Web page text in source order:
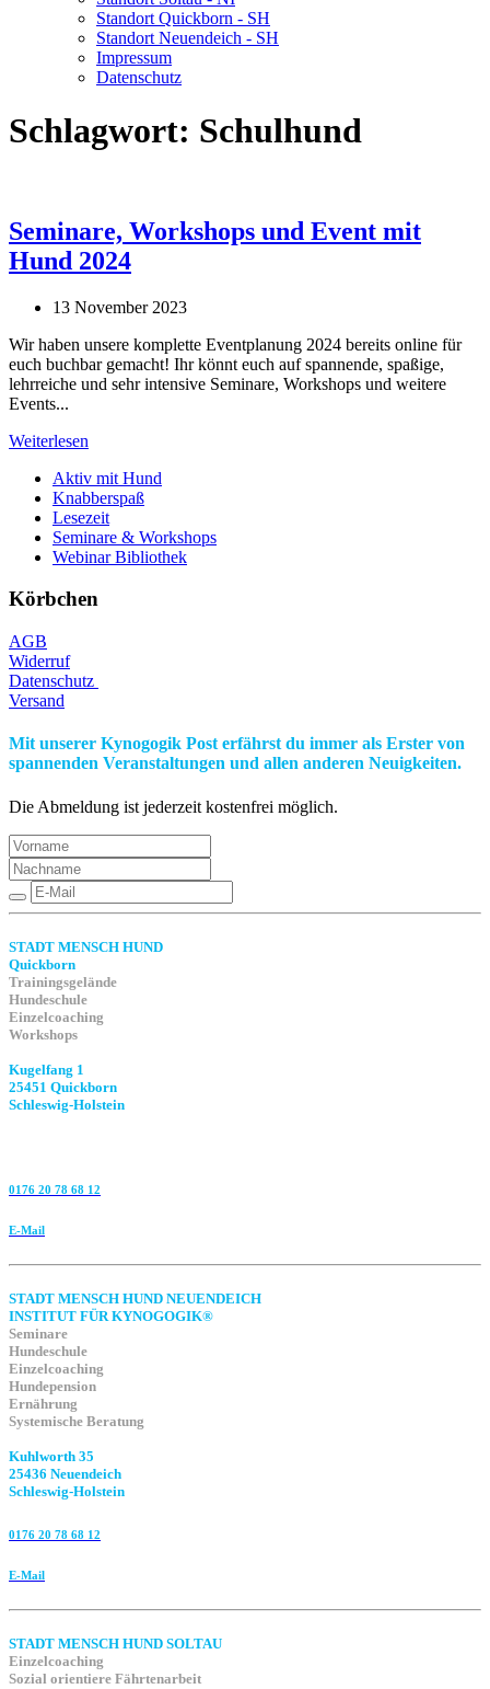
Standort Quickborn - SH
Standort Neuendeich - SH
Impressum
Datenschutz
Schlagwort: Schulhund
Seminare, Workshops und Event mit
Hund 2024
13 November 2023
Wir haben unsere komplette Eventplanung 2024 bereits online für
euch buchbar gemacht! Ihr könnt euch auf spannende, spaßige,
lehrreiche und sehr intensive Seminare, Workshops und weitere
Events...
Weiterlesen
Aktiv mit Hund
Knabberspaß
Lesezeit
Seminare & Workshops
Webinar Bibliothek
Körbchen
AGB
Widerruf
Datenschutz
Versand
Mit unserer Kynogogik Post erfährst du immer als Erster von
spannenden Veranstaltungen und allen anderen Neuigkeiten.
Die Abmeldung ist jederzeit kostenfrei möglich.
STADT MENSCH HUND
Quickborn
Trainingsgelände
Hundeschule
Einzelcoaching
Workshops
Kugelfang 1
25451 Quickborn
Schleswig-Holstein
0176 20 78 68 12
E-Mail
STADT MENSCH HUND NEUENDEICH
INSTITUT FÜR KYNOGOGIK®
Seminare
Hundeschule
Einzelcoaching
Hundepension
Ernährung
Systemische Beratung
Kuhlworth 35
25436 Neuendeich
Schleswig-Holstein
0176 20 78 68 12
E-Mail
STADT MENSCH HUND SOLTAU
Einzelcoaching
Sozial orientiere Fährtenarbeit